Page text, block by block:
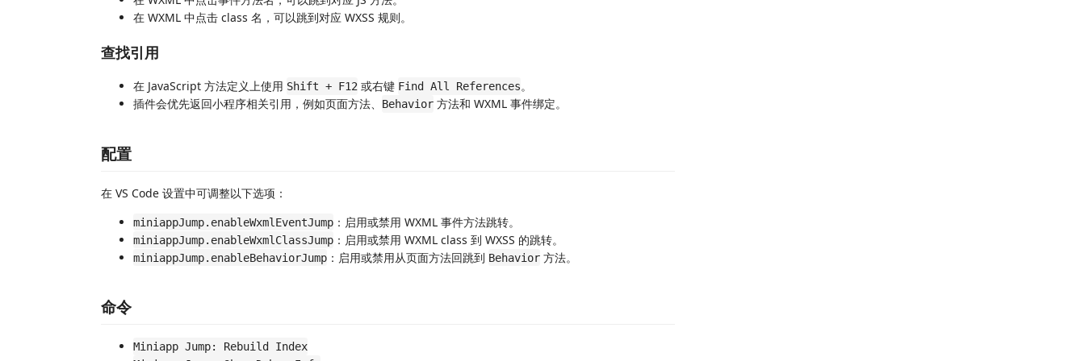
在 WXML 中点击 class 名，可以跳到对应 WXSS 规则。
查找引用
在 JavaScript 方法定义上使用 Shift + F12 或右键 Find All References。
插件会优先返回小程序相关引用，例如页面方法、
Behavior 方法和 WXML 事件绑定。
配置
在 VS Code 设置中可调整以下选项：
miniappJump.enableWxmlEventJump ：启用或禁用 WXML 事件方法跳转。
miniappJump.enableWxmlClassJump ：启用或禁用 WXML class 到 WXSS 的跳转。
miniappJump.enableBehaviorJump ：启用或禁用从页面方法回跳到 Behavior 方法。
命令
Miniapp Jump: Rebuild Index